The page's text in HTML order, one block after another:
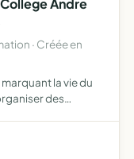
Andre
· Créée en
la vie du
des